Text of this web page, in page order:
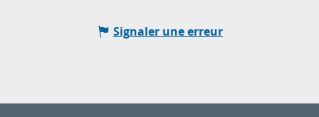
Signaler une erreur